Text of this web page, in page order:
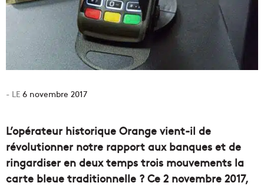
6 novembre 2017
L’opérateur historique Orange vient-il de
révolutionner notre rapport aux banques et de
ringardiser en deux temps trois mouvements la
carte bleue traditionnelle ? Ce 2 novembre 2017,